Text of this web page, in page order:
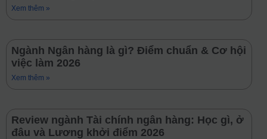
Xem thêm »
Ngành Ngân hàng là gì? Điểm chuẩn & Cơ hội
việc làm 2026
Xem thêm »
Review ngành Tài chính ngân hàng: Học gì, ở
đâu và Lương khởi điểm 2026